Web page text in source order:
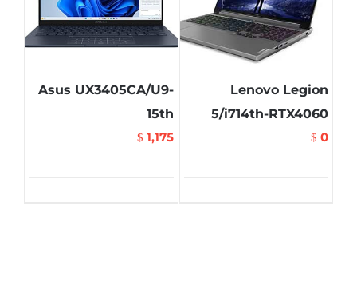
Lenovo Legion
5/i714th-RTX4060
$ 0
Asus UX3405CA/U9-
15th
$ 1,175